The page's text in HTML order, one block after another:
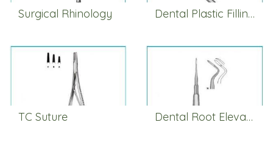
Surgical Rhinology Dental Plastic Filling Instruments
TC Suture Dental Root Elevators